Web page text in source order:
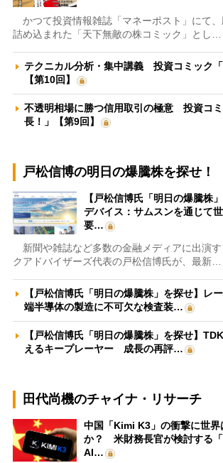
かつて投資情報雑誌「マネーポスト」にて
詰め込まれた「天下無敵の株コミック」とし…
テクニカル分析・集中講義 投資コミック「
【第10回】
不透明相場に勝つ信用取引の極意 投資コ
長！」【第9回】
戸松信博の明日の爆騰株を探せ！
【戸松信博氏「明日の爆騰株
デバイス：サムスンを通じて
要…
新聞や雑誌など多数の金融メディアに出演
クアドバイザーズ代表の戸松信博氏が、最新…
【戸松信博氏「明日の爆騰株」を探せ】レ
端半導体の製造に不可欠な検査装…
【戸松信博氏「明日の爆騰株」を探せ】
えるキープレーヤー 成長の再評…
田代尚機のチャイナ・リサーチ
中国「Kimi K3」の衝撃に世界
か？ 米財務長官が検討する「
AI…